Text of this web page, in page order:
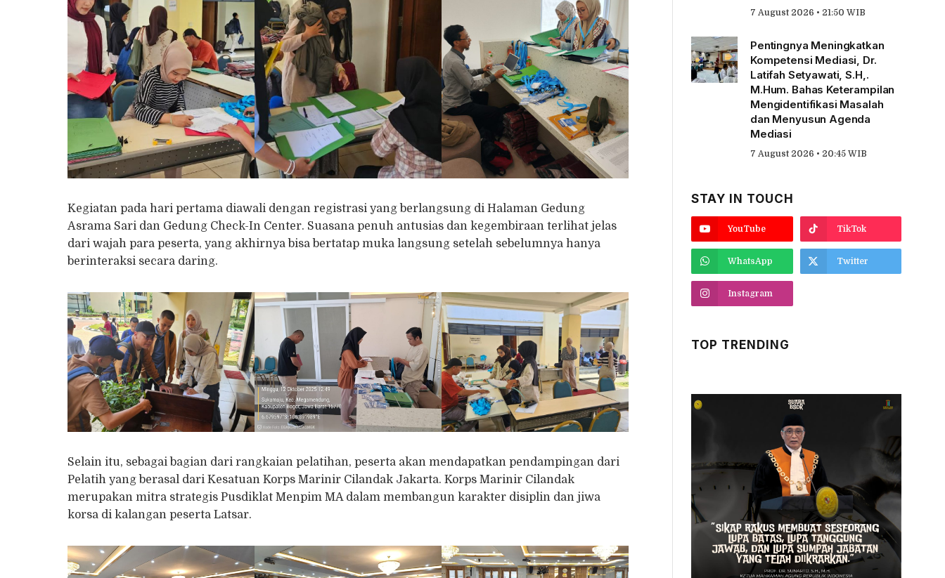
Kegiatan pada hari pertama diawali dengan registrasi yang berlangsung di Halaman Gedung
Asrama Sari dan Gedung Check-In Center. Suasana penuh antusias dan kegembiraan terlihat jelas
dari wajah para peserta, yang akhirnya bisa bertatap muka langsung setelah sebelumnya hanya
berinteraksi secara daring.
Selain itu, sebagai bagian dari rangkaian pelatihan, peserta akan mendapatkan pendampingan dari
Pelatih yang berasal dari Kesatuan Korps Marinir Cilandak Jakarta. Korps Marinir Cilandak
merupakan mitra strategis Pusdiklat Menpim MA dalam membangun karakter disiplin dan jiwa
korsa di kalangan peserta Latsar.
7 August 2026 • 21:50 WIB
Pentingnya Meningkatkan
Kompetensi Mediasi, Dr.
Latifah Setyawati, S.H,.
M.Hum. Bahas Keterampilan
Mengidentifikasi Masalah
dan Menyusun Agenda
Mediasi
7 August 2026 • 20:45 WIB
STAY IN TOUCH
YouTube TikTok
WhatsApp Twitter
Instagram
TOP TRENDING